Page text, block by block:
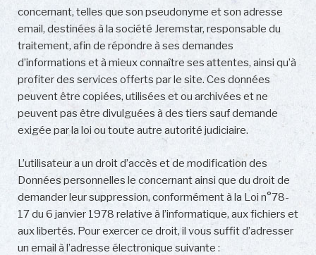
concernant, telles que son pseudonyme et son adresse
email, destinées à la société Jeremstar, responsable du
traitement, afin de répondre à ses demandes
d’informations et à mieux connaître ses attentes, ainsi qu’à
profiter des services offerts par le site. Ces données
peuvent être copiées, utilisées et ou archivées et ne
peuvent pas être divulguées à des tiers sauf demande
exigée par la loi ou toute autre autorité judiciaire.
L’utilisateur a un droit d’accès et de modification des
Données personnelles le concernant ainsi que du droit de
demander leur suppression, conformément à la Loi n°78-
17 du 6 janvier 1978 relative à l’informatique, aux fichiers et
aux libertés. Pour exercer ce droit, il vous suffit d’adresser
un email à l’adresse électronique suivante :